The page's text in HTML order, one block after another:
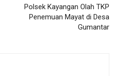
Polsek Kayangan Olah TKP
Penemuan Mayat di Desa
Gumantar